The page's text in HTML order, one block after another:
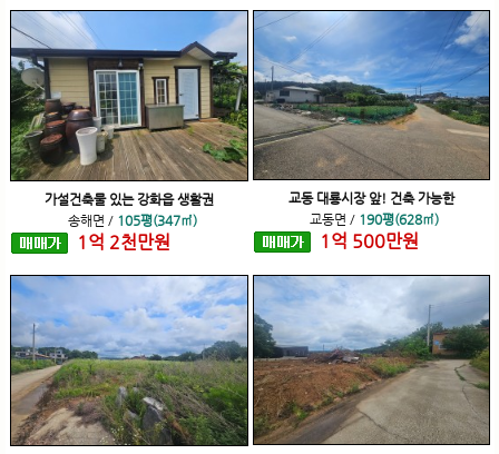
가설건축물 있는 강화읍 생활권
송해면 / 105평(347㎡)
1 억 2천만원
교동 대룡시장 앞! 건축 가능한
교동면 / 190평(628㎡)
1 억 500만원